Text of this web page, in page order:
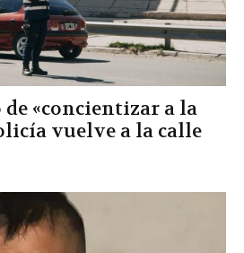
«concientizar a la
vuelve a la calle